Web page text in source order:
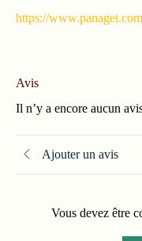
https://
Avis
Il n’y a encore aucun
Ajouter un avis
Vous devez être